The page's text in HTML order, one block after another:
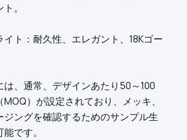
。
ト：耐久性、エレガント、18Kゴー
、通常、デザインあたり50～100
）が設定されており、メッキ、
ジングを確認するためのサンプル生
です。